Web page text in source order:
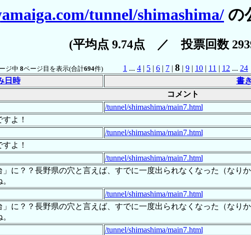
tunnel/shimashima/ の
(平均点 9.74点 ／ 投票回数
ジ中 8ページ目を表示(合計694件) 1 ... 4 | 5 | 6 | 7 | 8 | 9 | 10 | 11 | 12 ... 24
日時 書
コメント
/tunnel/shimashima/main7.html
よ！
/tunnel/shimashima/main7.html
よ！
/tunnel/shimashima/main7.html
に？？長野県の穴と言えば、すでに一度出られなくなった（なり
/tunnel/shimashima/main7.html
に？？長野県の穴と言えば、すでに一度出られなくなった（なり
/tunnel/shimashima/main7.html